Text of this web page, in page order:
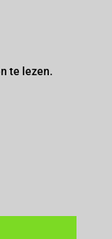
te lezen.